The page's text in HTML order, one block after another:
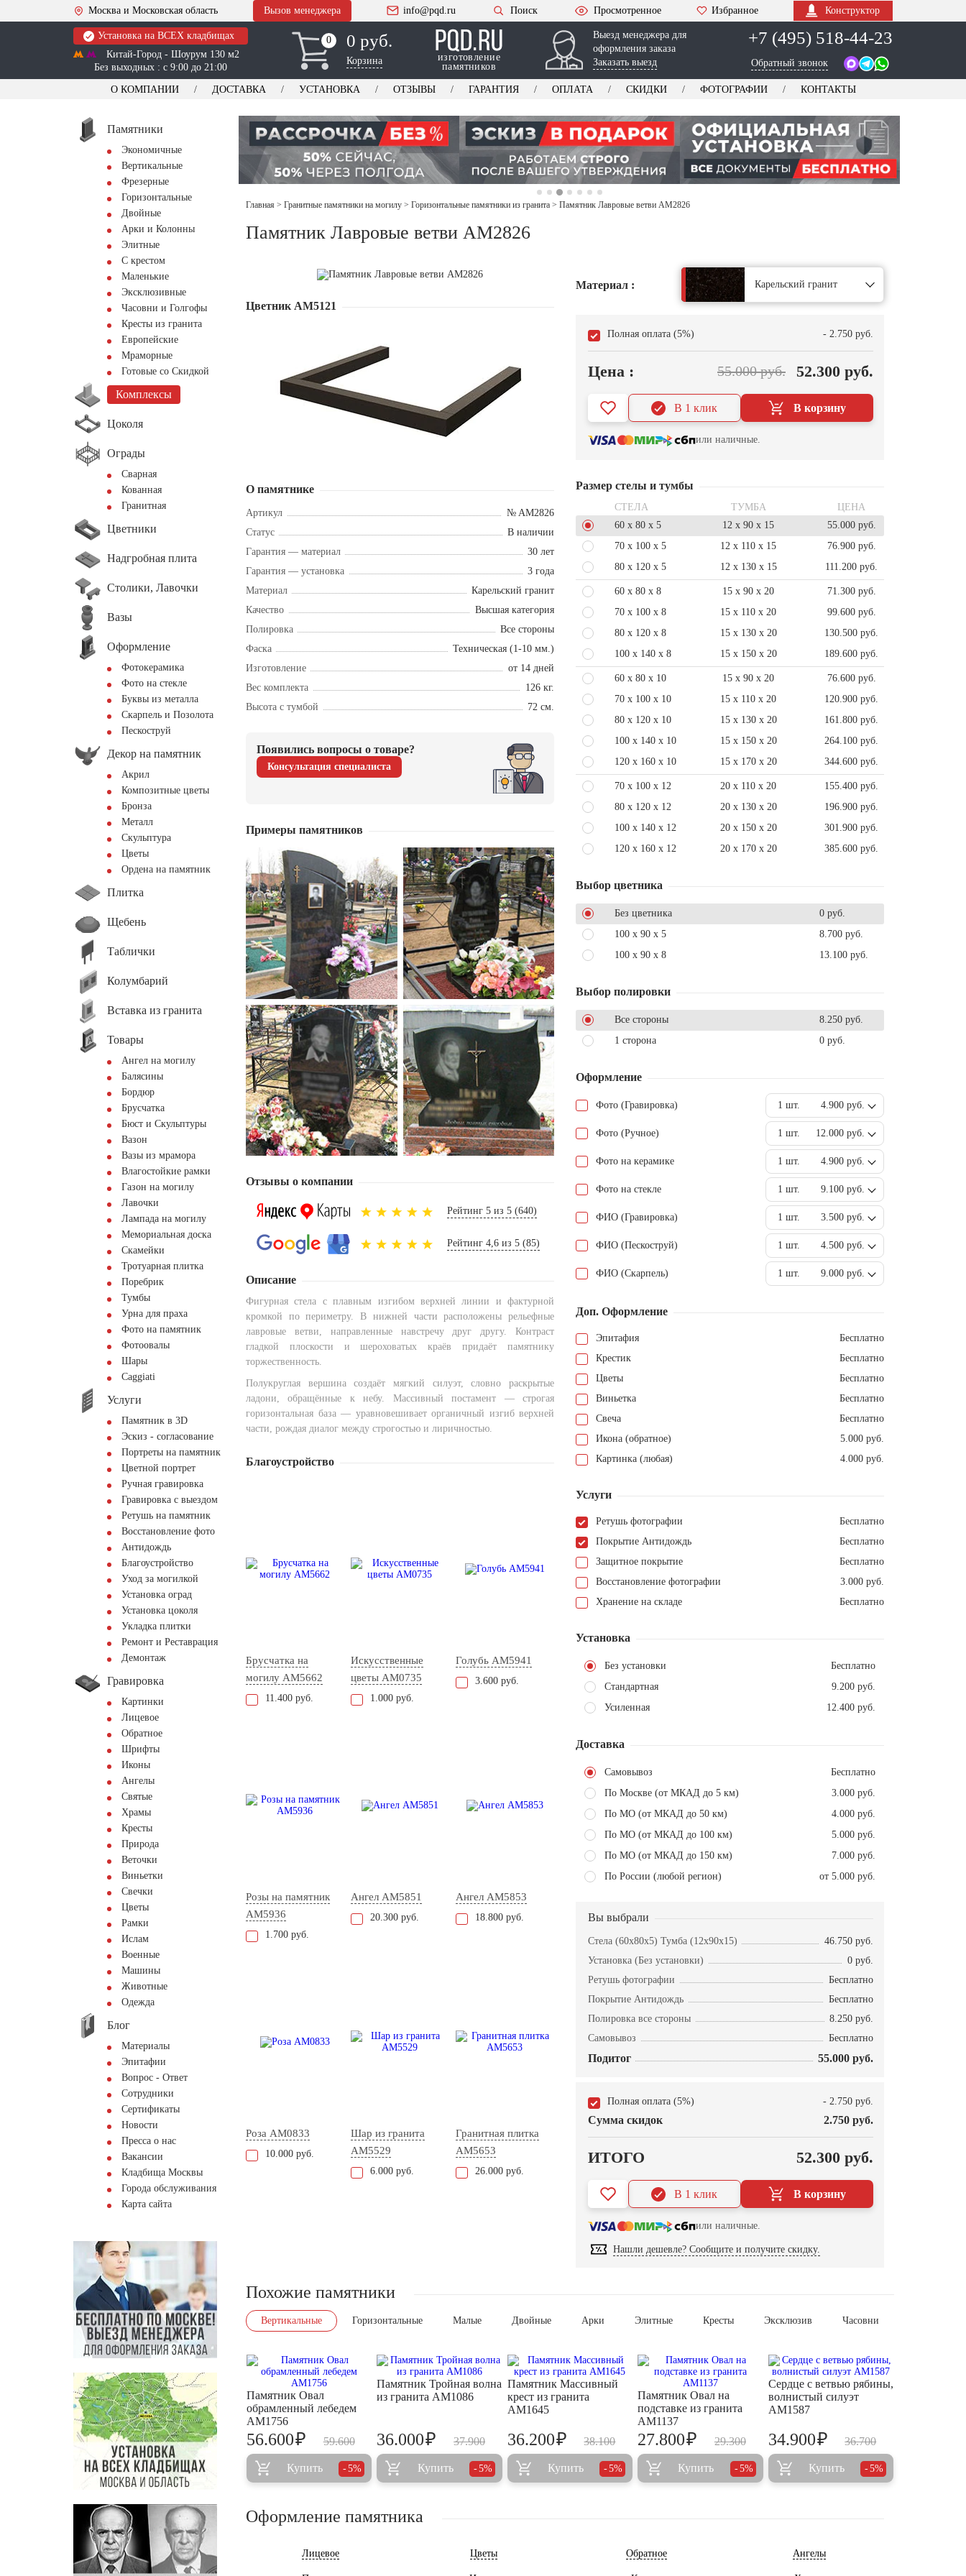
Москва и Московская область Вызов менеджера info@pqd.ru Поиск Просмотренное Избранное Конструктор
Установка на ВСЕХ кладбищах
Китай-Город - Шоурум 130 м2
Без выходных : с 9:00 до 21:00
0
0 0 руб.
Корзина
изготовление
памятников
Выезд менеджера для
оформления заказа
Заказать выезд
+7 (495) 518-44-23
Обратный звонок
О КОМПАНИИ ДОСТАВКА УСТАНОВКА ОТЗЫВЫ ГАРАНТИЯ ОПЛАТА СКИДКИ ФОТОГРАФИИ КОНТАКТЫ
Памятники
Экономичные
Вертикальные
Фрезерные
Горизонтальные
Двойные
Арки и Колонны
Элитные
С крестом
Маленькие
Эксклюзивные
Часовни и Голгофы
Кресты из гранита
Европейские
Мраморные
Готовые со Скидкой
Комплексы
Цоколя
Ограды
Сварная
Кованная
Гранитная
Цветники
Надгробная плита
Столики, Лавочки
Вазы
Оформление
Фотокерамика
Фото на стекле
Буквы из металла
Скарпель и Позолота
Пескоструй
Декор на памятник
Акрил
Композитные цветы
Бронза
Металл
Скульптура
Цветы
Ордена на памятник
Плитка
Щебень
Таблички
Колумбарий
Вставка из гранита
Товары
Ангел на могилу
Балясины
Бордюр
Брусчатка
Бюст и Скульптуры
Вазон
Вазы из мрамора
Влагостойкие рамки
Газон на могилу
Лавочки
Лампада на могилу
Мемориальная доска
Скамейки
Тротуарная плитка
Поребрик
Тумбы
Урна для праха
Фото на памятник
Фотоовалы
Шары
Сaggiati
Услуги
Памятник в 3D
Эскиз - согласование
Портреты на памятник
Цветной портрет
Ручная гравировка
Гравировка с выездом
Ретушь на памятник
Восстановление фото
Антидождь
Благоустройство
Уход за могилкой
Установка оград
Установка цоколя
Укладка плитки
Ремонт и Реставрация
Демонтаж
Гравировка
Картинки
Лицевое
Обратное
Шрифты
Иконы
Ангелы
Святые
Храмы
Кресты
Природа
Веточки
Виньетки
Свечки
Цветы
Рамки
Ислам
Военные
Машины
Животные
Одежда
Блог
Материалы
Эпитафии
Вопрос - Ответ
Сотрудники
Сертификаты
Новости
Пресса о нас
Вакансии
Кладбища Москвы
Города обслуживания
Карта сайта
Главная > Гранитные памятники на могилу > Горизонтальные памятники из гранита > Памятник Лавровые ветви AM2826
Памятник Лавровые ветви AM2826
Цветник АМ5121
О памятнике
Артикул
№ AM2826
Статус
В наличии
Гарантия — материал
30 лет
Гарантия — установка
3 года
Материал
Карельский гранит
Качество
Высшая категория
Полировка
Все стороны
Фаска
Техническая (1-10 мм.)
Изготовление
от 14 дней
Вес комплекта
126 кг.
Высота с тумбой
72 см.
Появились вопросы о товаре?
Консультация специалиста
Примеры памятников
Отзывы о компании
Рейтинг 5 из 5 (640)
Рейтинг 4,6 из 5 (85)
Описание
Фигурная стела с плавным изгибом верхней линии и фактурной
кромкой по периметру. В нижней части расположены рельефные
лавровые ветви, направленные навстречу друг другу. Контраст
гладкой плоскости и шероховатых краёв придаёт памятнику
торжественность.
Полукруглая вершина создаёт мягкий силуэт, словно раскрытые
ладони, обращённые к небу. Массивный постамент — строгая
горизонтальная база — уравновешивает органичный изгиб верхней
части, рождая диалог между строгостью и лиричностью.
Благоустройство
Брусчатка на
могилу AM5662
11.400 руб.
Искусственные
цветы AM0735
1.000 руб.
Голубь AM5941
3.600 руб.
Розы на памятник
AM5936
1.700 руб.
Ангел AM5851
20.300 руб.
Ангел AM5853
18.800 руб.
Роза AM0833
10.000 руб.
Шар из гранита
AM5529
6.000 руб.
Гранитная плитка
AM5653
26.000 руб.
Материал : Карельский гранит
Полная оплата (5%) - 2.750 руб.
Цена : 55.000 руб. 52.300 руб.
В корзину
В 1 клик
или наличные.
Размер стелы и тумбы
СТЕЛА ТУМБА
ЦЕНА
60 x 80 x 5
12 x 90 x 15
55.000 руб.
70 x 100 x 5
12 x 110 x 15
76.900 руб.
80 x 120 x 5
12 x 130 x 15 111.200 руб.
60 x 80 x 8 15 x 90 x 20
71.300 руб.
70 x 100 x 8
15 x 110 x 20
99.600 руб.
80 x 120 x 8
15 x 130 x 20
130.500 руб.
100 x 140 x 8
15 x 150 x 20 189.600 руб.
60 x 80 x 10 15 x 90 x 20
76.600 руб.
70 x 100 x 10
15 x 110 x 20
120.900 руб.
80 x 120 x 10
15 x 130 x 20
161.800 руб.
100 x 140 x 10
15 x 150 x 20
264.100 руб.
120 x 160 x 10
15 x 170 x 20 344.600 руб.
70 x 100 x 12 20 x 110 x 20
155.400 руб.
80 x 120 x 12
20 x 130 x 20
196.900 руб.
100 x 140 x 12
20 x 150 x 20
301.900 руб.
120 x 160 x 12
20 x 170 x 20 385.600 руб.
Выбор цветника
Без цветника
0 руб.
100 x 90 x 5
8.700 руб.
100 x 90 x 8
13.100 руб.
Выбор полировки
Все стороны
8.250 руб.
1 сторона
0 руб.
Оформление
Фото (Гравировка) 1 шт. 4.900 руб.
Фото (Ручное) 1 шт. 12.000 руб.
Фото на керамике 1 шт. 4.900 руб.
Фото на стекле 1 шт. 9.100 руб.
ФИО (Гравировка) 1 шт. 3.500 руб.
ФИО (Пескоструй) 1 шт. 4.500 руб.
ФИО (Скарпель) 1 шт. 9.000 руб.
Доп. Оформление
Эпитафия
Бесплатно
Крестик
Бесплатно
Цветы
Бесплатно
Виньетка
Бесплатно
Свеча
Бесплатно
Икона (обратное)
5.000 руб.
Картинка (любая)
4.000 руб.
Услуги
Ретушь фотографии
Бесплатно
Покрытие Антидождь
Бесплатно
Защитное покрытие
Бесплатно
Восстановление фотографии
3.000 руб.
Хранение на складе
Бесплатно
Установка
Без установки
Бесплатно
Стандартная
9.200 руб.
Усиленная
12.400 руб.
Доставка
Самовывоз
Бесплатно
По Москве (от МКАД до 5 км)
3.000 руб.
По МО (от МКАД до 50 км)
4.000 руб.
По МО (от МКАД до 100 км)
5.000 руб.
По МО (от МКАД до 150 км)
7.000 руб.
По России (любой регион)
от 5.000 руб.
Вы выбрали
Стела (60x80x5) Тумба (12x90x15)
46.750 руб.
Установка (Без установки)
0 руб.
Ретушь фотографии
Бесплатно
Покрытие Антидождь
Бесплатно
Полировка все стороны
8.250 руб.
Самовывоз
Бесплатно
Подитог 55.000 руб.
Полная оплата (5%) - 2.750 руб.
Сумма скидок 2.750 руб.
ИТОГО 52.300 руб.
В корзину
В 1 клик
или наличные.
Нашли дешевле? Сообщите и получите скидку.
Похожие памятники
Вертикальные Горизонтальные Малые Двойные Арки Элитные Кресты Эксклюзив Часовни
Памятник Овал
обрамленный лебедем
AM1756
59.600
56.600₽
Купить 5%
Памятник Тройная волна
из гранита AM1086
37.900
36.000₽
Купить 5%
Памятник Массивный
крест из гранита
AM1645
38.100
36.200₽
Купить 5%
Памятник Овал на
подставке из гранита
AM1137
29.300
27.800₽
Купить 5%
Сердце с ветвью рябины,
волнистый силуэт
AM1587
36.700
34.900₽
Купить 5%
Оформление памятника
Лицевое Цветы Обратное Ангелы